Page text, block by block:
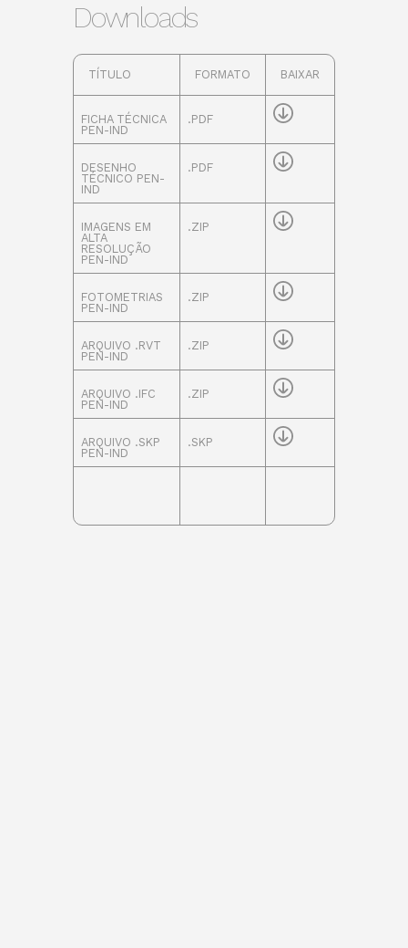
Downloads
TÍTULO FORMATO BAIXAR
FICHA TÉCNICA
PEN-IND
.PDF
DESENHO
TÉCNICO PEN-
IND
.PDF
IMAGENS EM
ALTA
RESOLUÇÃO
PEN-IND
.ZIP
FOTOMETRIAS
PEN-IND
.ZIP
ARQUIVO .RVT
PEN-IND
.ZIP
ARQUIVO .IFC
PEN-IND
.ZIP
ARQUIVO .SKP
PEN-IND
.SKP